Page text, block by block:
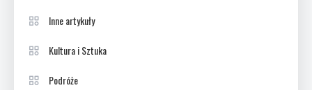
Inne artykuły
Kultura i Sztuka
Podróże